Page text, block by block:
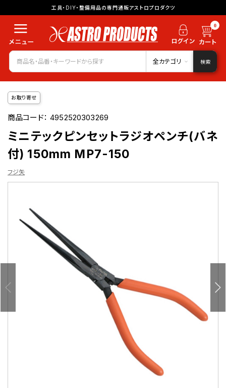
工具・DIY・整備用品の専門通販アストロプロダクツ
0
全カテゴリ 検索
お取り寄せ
商品コード：4952520303269
ミニテックピンセットラジオペンチ(バネ
付) 150mm MP7-150
フジ矢